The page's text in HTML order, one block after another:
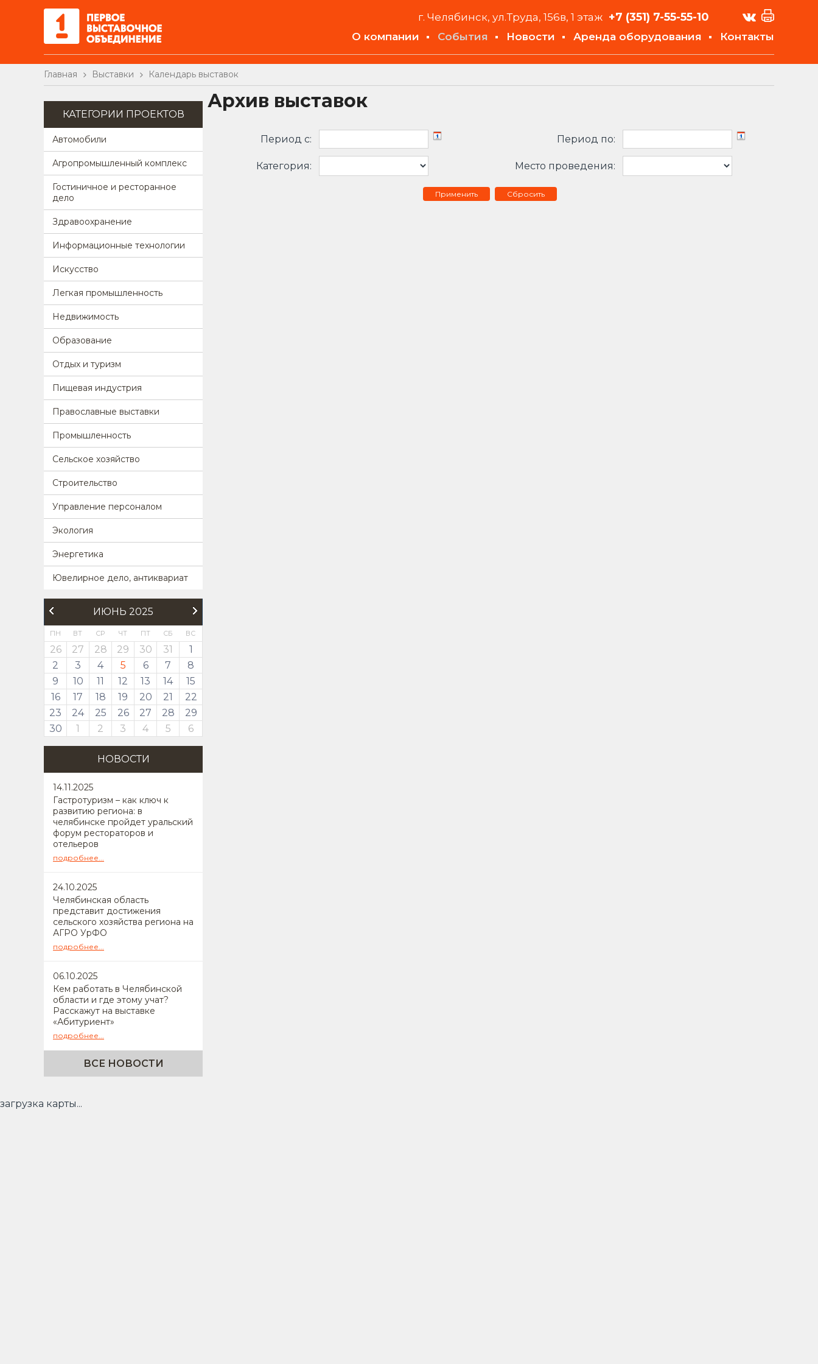
г. Челябинск, ул.Труда, 156в, 1 этаж +7 (351) 7-55-55-10
О компании События Новости Аренда оборудования Контакты
Главная Выставки Календарь выставок
КАТЕГОРИИ ПРОЕКТОВ
Автомобили
Агропромышленный комплекс
Гостиничное и ресторанное
дело
Здравоохранение
Информационные технологии
Искусство
Легкая промышленность
Недвижимость
Образование
Отдых и туризм
Пищевая индустрия
Православные выставки
Промышленность
Сельское хозяйство
Строительство
Управление персоналом
Экология
Энергетика
Ювелирное дело, антиквариат
ИЮНЬ 2025
ПН ВТ СР ЧТ ПТ СБ ВС
26 27 28 29 30 31
1
2
3 4 5 6 7
8
9
10 11 12 13 14
15
16
17 18 19 20 21
22
23
24 25 26 27 28
29
30
1 2 3 4 5 6
НОВОСТИ
14.11.2025
Гастротуризм – как ключ к
развитию региона: в
челябинске пройдет уральский
форум рестораторов и
отельеров
подробнее...
24.10.2025
Челябинская область
представит достижения
сельского хозяйства региона на
АГРО УрФО
подробнее...
06.10.2025
Кем работать в Челябинской
области и где этому учат?
Расскажут на выставке
«Абитуриент»
подробнее...
ВСЕ НОВОСТИ
Архив выставок
Период c:
Категория:
Период по:
Место проведения:
Сбросить
загрузка карты...